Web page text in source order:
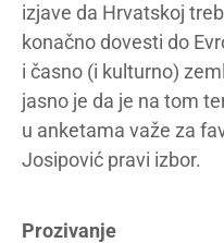
izjave da Hrvatskoj
konačno dovesti do
i časno (i kulturno)
jasno je da je na tom
u anketama važe za
Josipović pravi izbor.
Prozivanje